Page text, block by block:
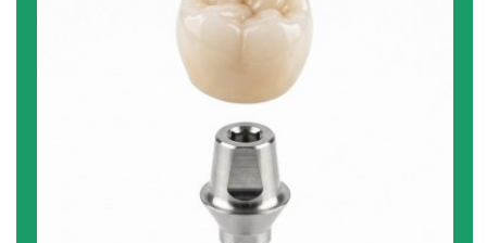
восстановить зубы за 1 день.
Главное преимущество метода –
минимальное количество имплантатов и
возможность сразу установить временный
1 этап: удаление зубов, установка
имплантов и формирователей десны.
2 этап (через 4-6 часов): установка
абатмента и временных протезов, которые
меняются на постоянные через 3-6